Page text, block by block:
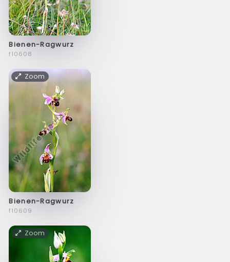
Bienen-Ragwurz
f10608
Zoom
Bienen-Ragwurz
f10609
Zoom